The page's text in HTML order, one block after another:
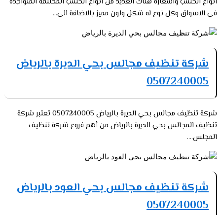
فى الاسواق وكل نوع له شكل ولون مميز بالاضافة الى...
شركة تنظيف مجالس بحي الديرة بالرياض
0507240005
شركة تنظيف مجالس بحي الديرة بالرياض 0507240005 تعتبر شركة
تنظيف المجالس بحي الديرة بالرياض من أهم فروع شركة تنظيف
المجلس....
شركة تنظيف مجالس بحي العود بالرياض
0507240005